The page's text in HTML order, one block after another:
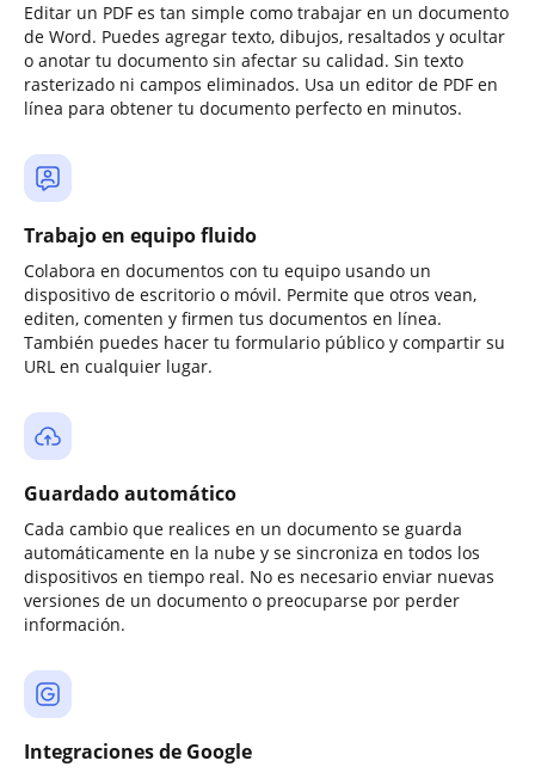
Editar un PDF es tan simple como trabajar en un documento
de Word. Puedes agregar texto, dibujos, resaltados y ocultar
o anotar tu documento sin afectar su calidad. Sin texto
rasterizado ni campos eliminados. Usa un editor de PDF en
línea para obtener tu documento perfecto en minutos.
Trabajo en equipo fluido
Colabora en documentos con tu equipo usando un
dispositivo de escritorio o móvil. Permite que otros vean,
editen, comenten y firmen tus documentos en línea.
También puedes hacer tu formulario público y compartir su
URL en cualquier lugar.
Guardado automático
Cada cambio que realices en un documento se guarda
automáticamente en la nube y se sincroniza en todos los
dispositivos en tiempo real. No es necesario enviar nuevas
versiones de un documento o preocuparse por perder
información.
Integraciones de Google